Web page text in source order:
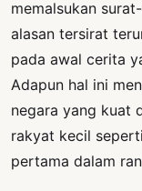
memalsukan
alasan tersirat
pada awal cerita
Adapun hal ini
negara yang kuat
rakyat kecil
pertama dalam